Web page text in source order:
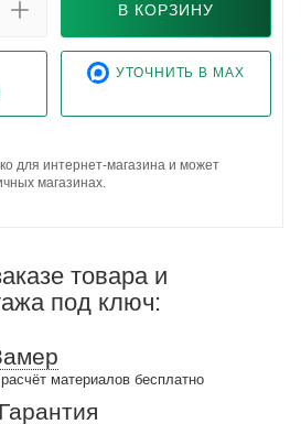
В КОРЗИНУ
УТОЧНИТЬ В MAX
для интернет-магазина и может
магазинах.
товара и
под ключ:
материалов бесплатно
Гарантия